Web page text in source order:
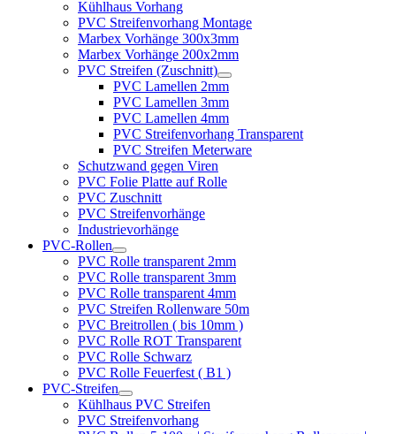
Kühlhaus Vorhang
PVC Streifenvorhang Montage
Marbex Vorhänge 300x3mm
Marbex Vorhänge 200x2mm
PVC Streifen (Zuschnitt)
PVC Lamellen 2mm
PVC Lamellen 3mm
PVC Lamellen 4mm
PVC Streifenvorhang Transparent
PVC Streifen Meterware
Schutzwand gegen Viren
PVC Folie Platte auf Rolle
PVC Zuschnitt
PVC Streifenvorhänge
Industrievorhänge
PVC-Rollen
PVC Rolle transparent 2mm
PVC Rolle transparent 3mm
PVC Rolle transparent 4mm
PVC Streifen Rollenware 50m
PVC Breitrollen ( bis 10mm )
PVC Rolle ROT Transparent
PVC Rolle Schwarz
PVC Rolle Feuerfest ( B1 )
PVC-Streifen
Kühlhaus PVC Streifen
PVC Streifenvorhang